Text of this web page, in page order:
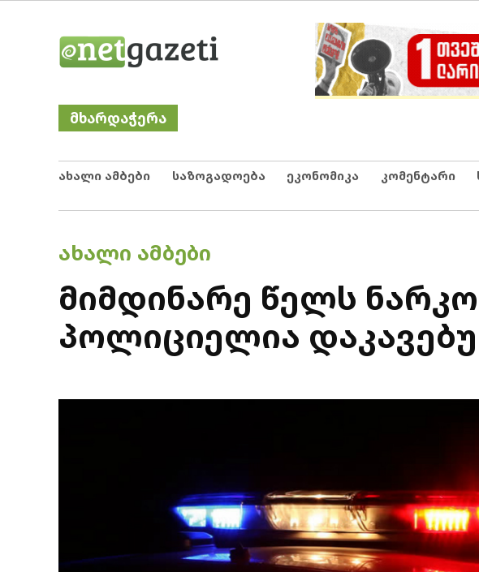
Netgazeti
მხარდაჭერა
ახალი ამბები საზოგადოება ეკონომიკა კომენტარი
POSTED
ᲐᲮᲐᲚᲘ ᲐᲛᲑᲔᲑᲘ
მიმდინარე წელს
პოლიციელია